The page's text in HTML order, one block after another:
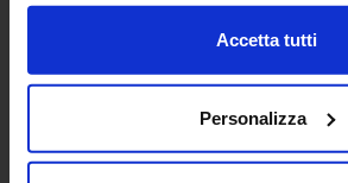
Accetta tutti
Personalizza
Progetto e direzione